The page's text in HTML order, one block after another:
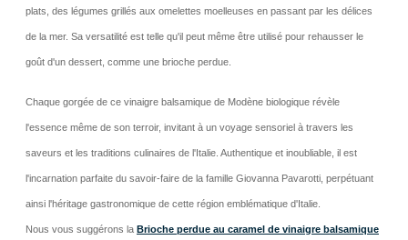
plats, des légumes grillés aux omelettes moelleuses en passant par les délices
de la mer. Sa versatilité est telle qu'il peut même être utilisé pour rehausser le
goût d'un dessert, comme une brioche perdue.
Chaque gorgée de ce vinaigre balsamique de Modène biologique révèle
l'essence même de son terroir, invitant à un voyage sensoriel à travers les
saveurs et les traditions culinaires de l'Italie. Authentique et inoubliable, il est
l'incarnation parfaite du savoir-faire de la famille Giovanna Pavarotti, perpétuant
ainsi l'héritage gastronomique de cette région emblématique d'Italie.
Nous vous suggérons la Brioche perdue au caramel de vinaigre balsamique